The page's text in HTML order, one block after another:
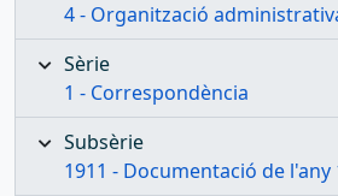
4 - Organització
Sèrie
1 - Correspondència
Subsèrie
1911 - Documentació de l'any